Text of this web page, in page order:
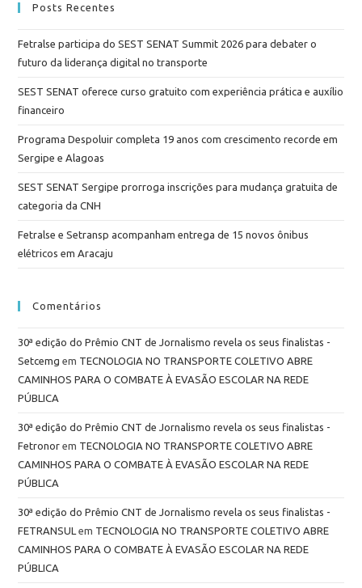
Posts Recentes
Fetralse participa do SEST SENAT Summit 2026 para debater o
futuro da liderança digital no transporte
SEST SENAT oferece curso gratuito com experiência prática e auxílio
financeiro
Programa Despoluir completa 19 anos com crescimento recorde em
Sergipe e Alagoas
SEST SENAT Sergipe prorroga inscrições para mudança gratuita de
categoria da CNH
Fetralse e Setransp acompanham entrega de 15 novos ônibus
elétricos em Aracaju
Comentários
30ª edição do Prêmio CNT de Jornalismo revela os seus finalistas -
Setcemg em TECNOLOGIA NO TRANSPORTE COLETIVO ABRE
CAMINHOS PARA O COMBATE À EVASÃO ESCOLAR NA REDE
PÚBLICA
30ª edição do Prêmio CNT de Jornalismo revela os seus finalistas -
Fetronor em TECNOLOGIA NO TRANSPORTE COLETIVO ABRE
CAMINHOS PARA O COMBATE À EVASÃO ESCOLAR NA REDE
PÚBLICA
30ª edição do Prêmio CNT de Jornalismo revela os seus finalistas -
FETRANSUL em TECNOLOGIA NO TRANSPORTE COLETIVO ABRE
CAMINHOS PARA O COMBATE À EVASÃO ESCOLAR NA REDE
PÚBLICA